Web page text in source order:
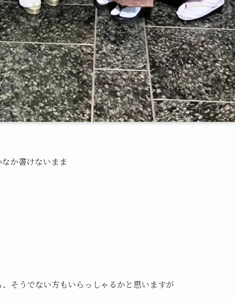
か書けないまま
そうでない方もいらっしゃるかと思いますが